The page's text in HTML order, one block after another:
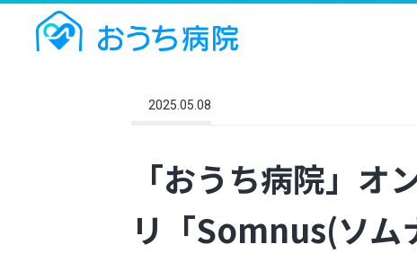
2025.05.08
「おうち病院」
リ「Somnus(ソム